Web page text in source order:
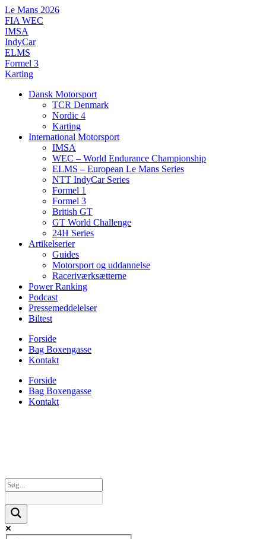
Videre
til
indhold
Le Mans 2026
FIA WEC
IMSA
IndyCar
ELMS
Formel 3
Karting
Dansk Motorsport
TCR Denmark
Nordic 4
Karting
International Motorsport
IMSA
WEC – World Endurance Championship
ELMS – European Le Mans Series
NTT IndyCar Series
Formel 1
Formel 3
British GT
GT World Challenge
24H Series
Artikelserier
Guides
Motorsport og uddannelse
Raceriværksætterne
Power Ranking
Podcast
Pressemeddelelser
Biltest
Forside
Bag Boxengasse
Kontakt
Forside
Bag Boxengasse
Kontakt